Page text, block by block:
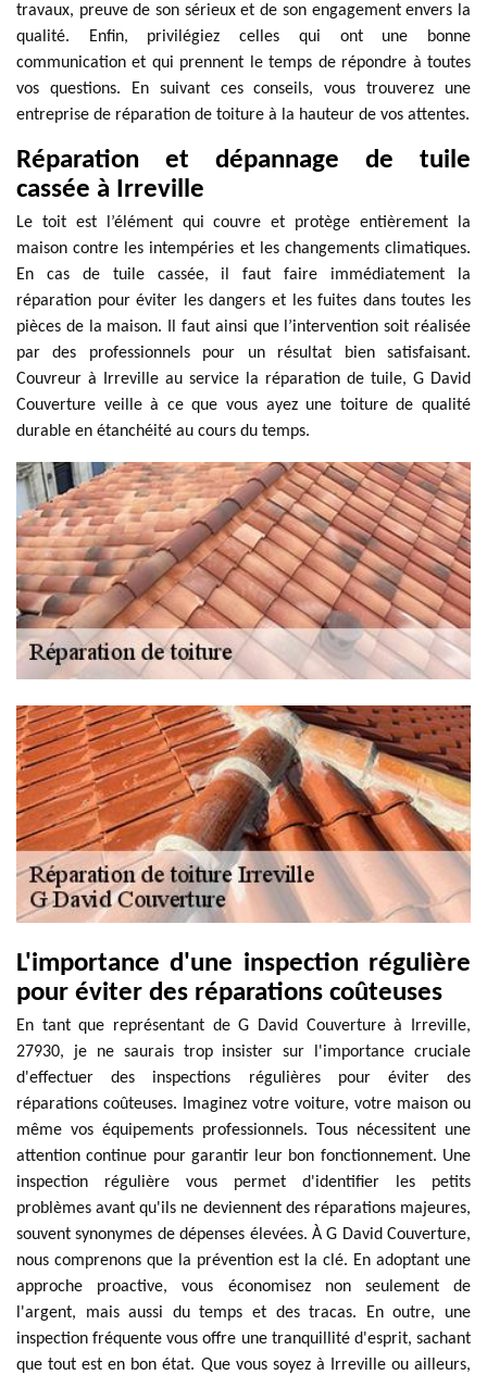
travaux, preuve de son sérieux et de son engagement envers la
qualité. Enfin, privilégiez celles qui ont une bonne
communication et qui prennent le temps de répondre à toutes
vos questions. En suivant ces conseils, vous trouverez une
entreprise de réparation de toiture à la hauteur de vos attentes.
Réparation et dépannage de tuile
cassée à Irreville
Le toit est l’élément qui couvre et protège entièrement la
maison contre les intempéries et les changements climatiques.
En cas de tuile cassée, il faut faire immédiatement la
réparation pour éviter les dangers et les fuites dans toutes les
pièces de la maison. Il faut ainsi que l’intervention soit réalisée
par des professionnels pour un résultat bien satisfaisant.
Couvreur à Irreville au service la réparation de tuile, G David
Couverture veille à ce que vous ayez une toiture de qualité
durable en étanchéité au cours du temps.
L'importance d'une inspection régulière
pour éviter des réparations coûteuses
En tant que représentant de G David Couverture à Irreville,
27930, je ne saurais trop insister sur l'importance cruciale
d'effectuer des inspections régulières pour éviter des
réparations coûteuses. Imaginez votre voiture, votre maison ou
même vos équipements professionnels. Tous nécessitent une
attention continue pour garantir leur bon fonctionnement. Une
inspection régulière vous permet d'identifier les petits
problèmes avant qu'ils ne deviennent des réparations majeures,
souvent synonymes de dépenses élevées. À G David Couverture,
nous comprenons que la prévention est la clé. En adoptant une
approche proactive, vous économisez non seulement de
l'argent, mais aussi du temps et des tracas. En outre, une
inspection fréquente vous offre une tranquillité d'esprit, sachant
que tout est en bon état. Que vous soyez à Irreville ou ailleurs,